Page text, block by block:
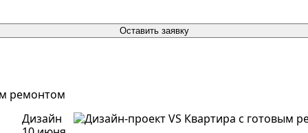
Оставить заявку
ремонтом
Дизайн